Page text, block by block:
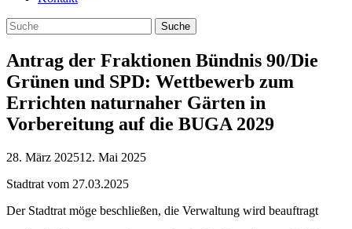
Antrag der Fraktionen Bündnis 90/Die
Grünen und SPD: Wettbewerb zum
Errichten naturnaher Gärten in
Vorbereitung auf die BUGA 2029
28. März 202512. Mai 2025
Stadtrat vom 27.03.2025
Der Stadtrat möge beschließen, die Verwaltung wird beauftragt